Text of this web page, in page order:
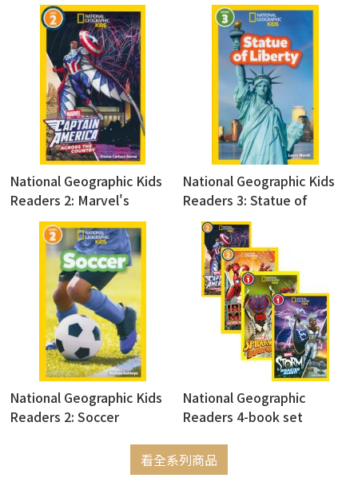
National Geographic Kids
Readers 2: Marvel's
Captain America Across the
Country
National Geographic Kids
Readers 3: Statue of
Liberty
National Geographic Kids
Readers 2: Soccer
National Geographic
Readers 4-book set
看全系列商品